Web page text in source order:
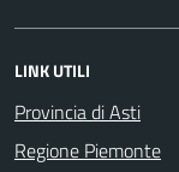
LINK UTILI
Provincia di Asti
Regione Piemonte